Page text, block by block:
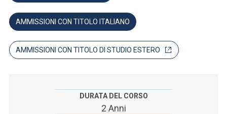
SEI UN DOCENTE O UN MEMBRO DELLO STAFF
ACCEDI A CLOUDMAIL
AMMISSIONI CON TITOLO ITALIANO
AMMISSIONI CON TITOLO DI STUDIO ESTERO
DURATA DEL CORSO
2 Anni